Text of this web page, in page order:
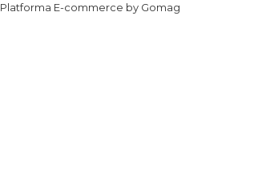
Platforma E-commerce by Gomag